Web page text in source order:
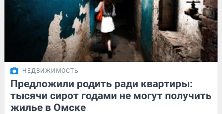
НЕДВИЖИМОСТЬ
Предложили родить ради квартиры:
тысячи сирот годами не могут получить
жилье в Омске